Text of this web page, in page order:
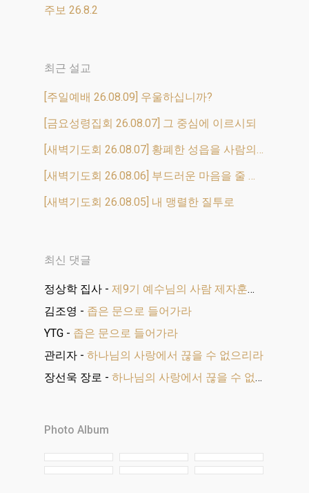
주보 26.8.2
최근 설교
[주일예배 26.08.09] 우울하십니까?
[금요성령집회 26.08.07] 그 중심에 이르시되
[새벽기도회 26.08.05] 내 맹렬한 질투로
최신 댓글
정상학 집사 - 제9기 예수님의 사람 제자훈련 수료식
김조영 - 좁은 문으로 들어가라
YTG - 좁은 문으로 들어가라
관리자 - 하나님의 사랑에서 끊을 수 없으리라
장선욱 장로 - 하나님의 사랑에서 끊을 수 없으리라
Photo Album